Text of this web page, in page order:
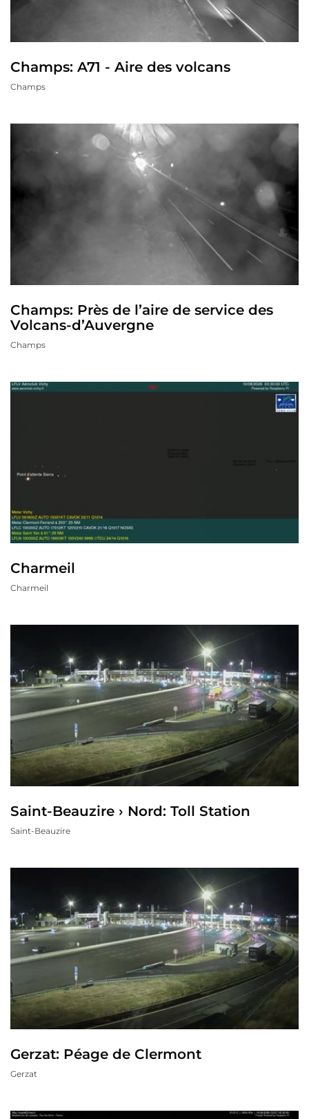
Champs: A71 - Aire des volcans
Champs
Champs: Près de l’aire de service des
Volcans-d’Auvergne
Champs
Charmeil
Charmeil
Saint-Beauzire › Nord: Toll Station
Saint-Beauzire
Gerzat: Péage de Clermont
Gerzat